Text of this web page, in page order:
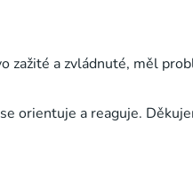
zažité a zvládnuté, měl
orientuje a reaguje.